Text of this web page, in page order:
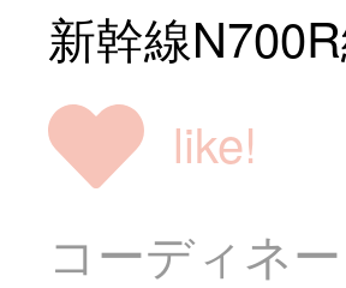
新幹線
like!
コーディネー